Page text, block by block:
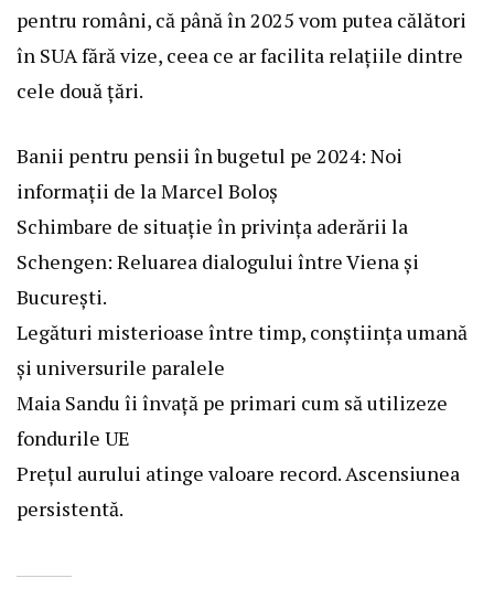
pentru români, că până în 2025 vom putea călători
în SUA fără vize, ceea ce ar facilita relațiile dintre
cele două țări.
Banii pentru pensii în bugetul pe 2024: Noi
informații de la Marcel Boloș
Schimbare de situație în privința aderării la
Schengen: Reluarea dialogului între Viena și
București.
Legături misterioase între timp, conştiinţa umană
şi universurile paralele
Maia Sandu îi învață pe primari cum să utilizeze
fondurile UE
Prețul aurului atinge valoare record. Ascensiunea
persistentă.